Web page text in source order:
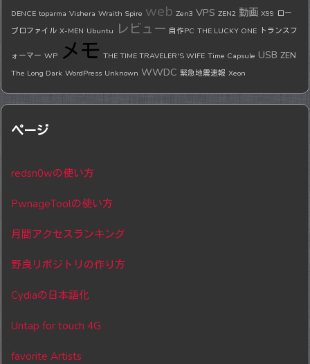
DENCE toparma Vishera Wraith Spire web Zen3 VPS ZEN2 動画 X99 ロー
プロファイル X-MEN Ubuntu レビュー 自作PC THE LUCKY ONE トランスフ
ォーマー WP メモ THE TIME TRAVELER'S WIFE Time Capsule USB ZEN
The Long Dark WordPress Unknown WWDC 緊急地震速報 Xeon
ページ
redsn0wの使い方
PwnageToolの使い方
月間アクセスランキング
野良リポジトリの作り方
Cydiaの日本語化
Untap for touch 4G
favorite Artists